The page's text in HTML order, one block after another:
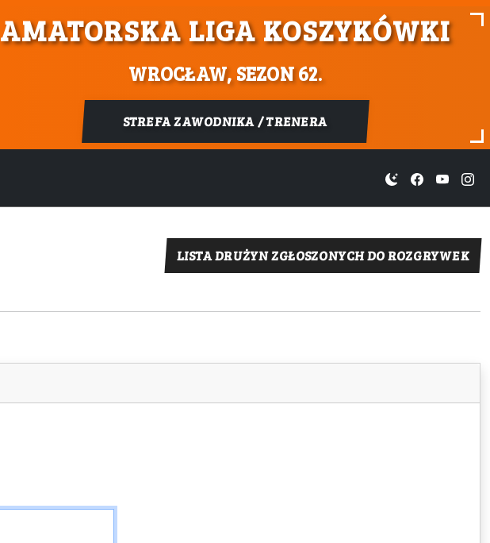
AMATORSKA LIGA KOSZYKÓWKI
WROCŁAW, SEZON 62.
STREFA ZAWODNIKA / TRENERA
LISTA DRUŻYN ZGŁOSZONYCH DO ROZGRYWEK